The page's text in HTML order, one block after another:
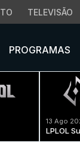
TELEVISÃO
PROGRAMAS
13 Ago
LPLOL